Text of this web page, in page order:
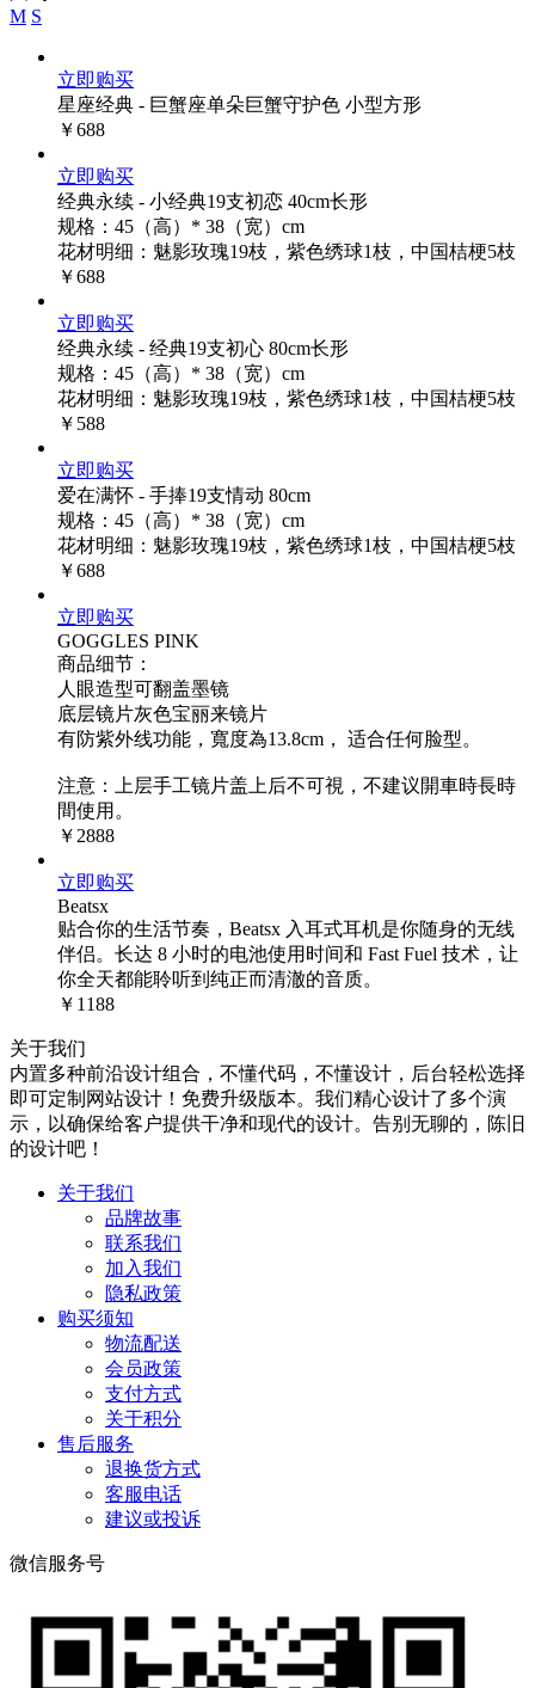
M S
立即购买
星座经典 - 巨蟹座单朵巨蟹守护色 小型方形
￥688
立即购买
经典永续 - 小经典19支初恋 40cm长形
规格：45（高）* 38（宽）cm
花材明细：魅影玫瑰19枝，紫色绣球1枝，中国桔梗5枝
￥688
立即购买
经典永续 - 经典19支初心 80cm长形
规格：45（高）* 38（宽）cm
花材明细：魅影玫瑰19枝，紫色绣球1枝，中国桔梗5枝
￥588
立即购买
爱在满怀 - 手捧19支情动 80cm
规格：45（高）* 38（宽）cm
花材明细：魅影玫瑰19枝，紫色绣球1枝，中国桔梗5枝
￥688
立即购买
GOGGLES PINK
商品细节：
人眼造型可翻盖墨镜
底层镜片灰色宝丽来镜片
有防紫外线功能，寬度為13.8cm， 适合任何脸型。
注意：上层手工镜片盖上后不可視，不建议開車時長時
間使用。
￥2888
立即购买
Beatsx
贴合你的生活节奏，Beatsx 入耳式耳机是你随身的无线
伴侣。长达 8 小时的电池使用时间和 Fast Fuel 技术，让
你全天都能聆听到纯正而清澈的音质。
￥1188
关于我们
内置多种前沿设计组合，不懂代码，不懂设计，后台轻松选择
即可定制网站设计！免费升级版本。我们精心设计了多个演
示，以确保给客户提供干净和现代的设计。告别无聊的，陈旧
的设计吧！
关于我们
品牌故事
联系我们
加入我们
隐私政策
购买须知
物流配送
会员政策
支付方式
关于积分
售后服务
退换货方式
客服电话
建议或投诉
微信服务号